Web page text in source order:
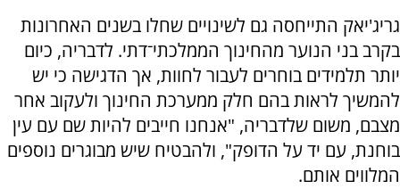
גריג'יאק התייחסה גם לשינויים שחלו בשנים האחרונות
בקרב בני הנוער מהחינוך הממלכתי־דתי. לדבריה, כיום
יותר תלמידים בוחרים לעבור לחוות, אך הדגישה כי יש
להמשיך לראות בהם חלק ממערכת החינוך ולעקוב אחר
מצבם, משום שלדבריה, "אנחנו חייבים להיות שם עם עין
בוחנת, עם יד על הדופק", ולהבטיח שיש מבוגרים נוספים
המלווים אותם.